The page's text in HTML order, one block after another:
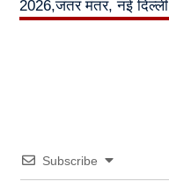
2026,जंतर मंतर, नई दिल्ली
Subscribe